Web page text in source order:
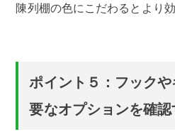
陳列棚の色にこだわるとより効
ポイント５：フック
要なオプションを確認